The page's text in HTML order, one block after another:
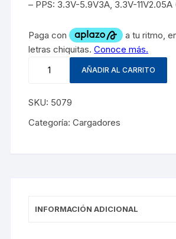
– PPS: 3.3V-5.9V3A, 3.3V-
AÑADIR AL CARRITO
SKU: 5079
Categoría:Cargadores
INFORMACIÓN ADICIONAL